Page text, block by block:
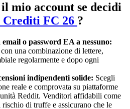
mio account se decidi
FC 26 ?
o password EA a nessuno:
una combinazione di lettere,
regolarmente e dopo ogni
indipendenti solide: Scegli
reale e comprovata su piattaforme
Reddit. Venditori affidabili come
di truffe e assicurano che le